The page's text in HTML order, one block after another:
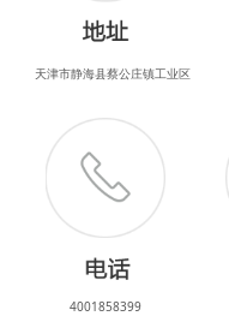
新闻中心
天津市静海县蔡公庄镇工业区
4001858399